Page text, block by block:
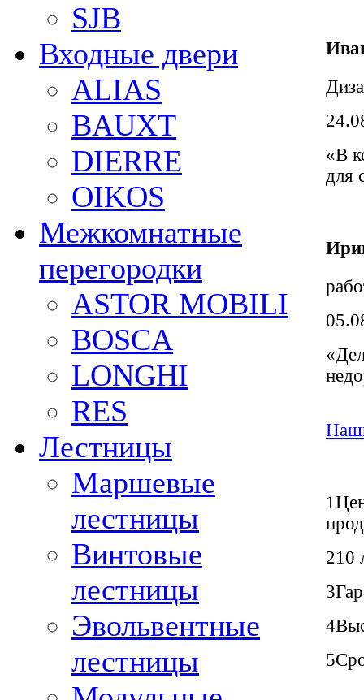
SJB
Входные двери
ALIAS
BAUXT
DIERRE
OIKOS
Межкомнатные
перегородки
ASTOR MOBILI
BOSCA
LONGHI
RES
Лестницы
Маршевые
лестницы
Винтовые
лестницы
Эвольвентные
лестницы
«В
для
1
210
3
4
5